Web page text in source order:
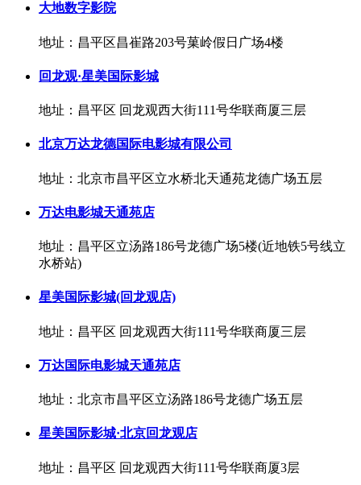
大地数字影院
地址：昌平区昌崔路203号菓岭假日广场4楼
回龙观·星美国际影城
地址：昌平区 回龙观西大街111号华联商厦三层
北京万达龙德国际电影城有限公司
地址：北京市昌平区立水桥北天通苑龙德广场五层
万达电影城天通苑店
地址：昌平区立汤路186号龙德广场5楼(近地铁5号线立
水桥站)
星美国际影城(回龙观店)
地址：昌平区 回龙观西大街111号华联商厦三层
万达国际电影城天通苑店
地址：北京市昌平区立汤路186号龙德广场五层
星美国际影城·北京回龙观店
地址：昌平区 回龙观西大街111号华联商厦3层